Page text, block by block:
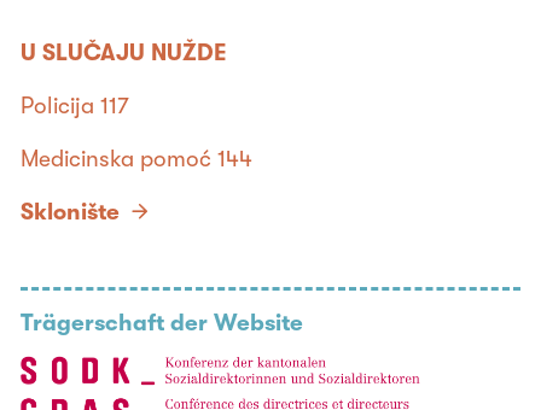
U SLUČAJU NUŽDE
Policija 117
Medicinska pomoć 144
Sklonište
Trägerschaft der Website